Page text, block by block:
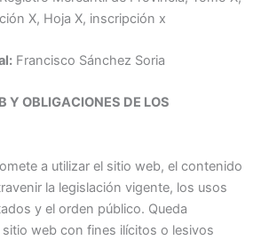
X, Hoja X, inscripción x
Francisco Sánchez Soria
Y OBLIGACIONES DE LOS
a utilizar el sitio web, el contenido
la legislación vigente, los usos
y el orden público. Queda
web con fines ilícitos o lesivos